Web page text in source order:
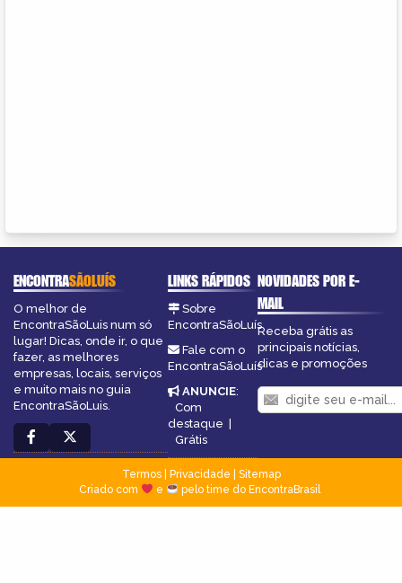
ENCONTRASÃOLUÍS
O melhor de
EncontraSãoLuis num só
lugar! Dicas, onde ir, o que
fazer, as melhores
empresas, locais, serviços
e muito mais no guia
EncontraSãoLuis.
LINKS RÁPIDOS
Sobre
EncontraSãoLuís
Fale com o
EncontraSãoLuís
ANUNCIE:
Com
destaque |
Grátis
NOVIDADES POR E-
MAIL
Receba grátis as
principais notícias,
dicas e promoções
Termos| Privacidade
Sitemap
Criado com
e pelo time do EncontraBrasil